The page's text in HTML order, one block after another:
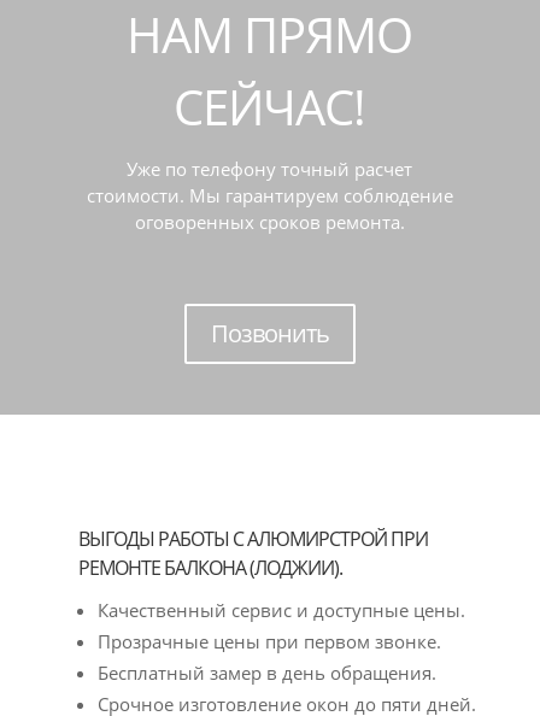
НАМ ПРЯМО
СЕЙЧАС!
Уже по телефону точный расчет
стоимости. Мы гарантируем соблюдение
оговоренных сроков ремонта.
Позвонить
ВЫГОДЫ РАБОТЫ С АЛЮМИРСТРОЙ ПРИ
РЕМОНТЕ БАЛКОНА (ЛОДЖИИ).
Качественный сервис и доступные цены.
Прозрачные цены при первом звонке.
Бесплатный замер в день обращения.
Срочное изготовление окон до пяти дней.